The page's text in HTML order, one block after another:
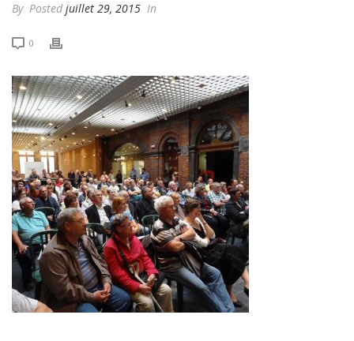
By Posted juillet 29, 2015 In
0